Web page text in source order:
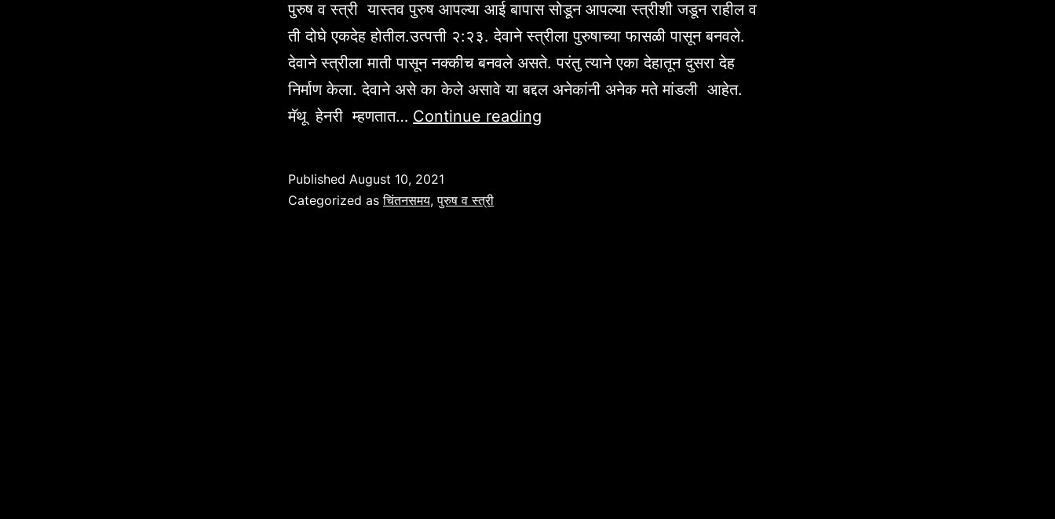
पुरुष व स्त्री यास्तव पुरुष आपल्या आई बापास सोडून आपल्या स्त्रीशी जडून राहील व
ती दोघे एकदेह होतील.उत्पत्ती २:२३. देवाने स्त्रीला पुरुषाच्या फासळी पासून बनवले.
देवाने स्त्रीला माती पासून नक्कीच बनवले असते. परंतु त्याने एका देहातून दुसरा देह
निर्माण केला. देवाने असे का केले असावे या बद्दल अनेकांनी अनेक मते मांडली आहेत.
मॅथू हेनरी म्हणतात… Continue reading
Published August 10, 2021
Categorized asचिंतनसमय,पुरुष व स्त्री